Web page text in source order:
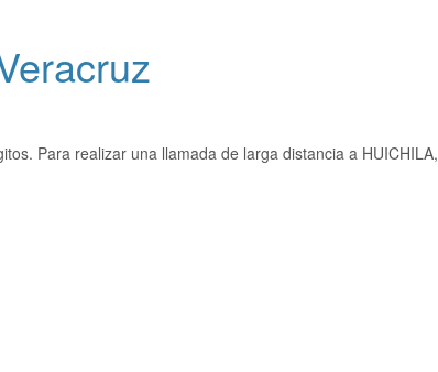
Para realizar una llamada de larga distancia a HUICHILA,